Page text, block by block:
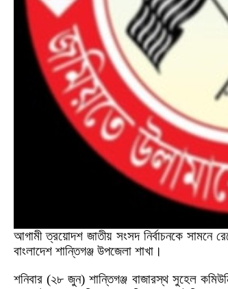
আগামী ত্রয়োদশ জাতীয় সংসদ নির্বাচনকে সামনে
বাংলাদেশ শান্তিগঞ্জ উপজেলা শাখা।
শনিবার (২৮ জুন) শান্তিগঞ্জ বাজারস্থ সুহেল